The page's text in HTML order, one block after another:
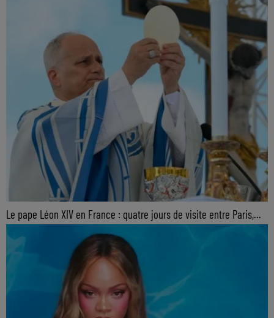
Le pape Léon XIV en France : quatre jours de visite entre Paris,...